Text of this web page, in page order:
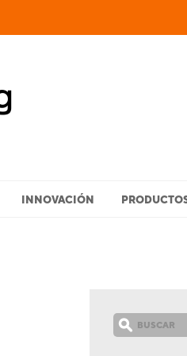
INNOVACIÓN